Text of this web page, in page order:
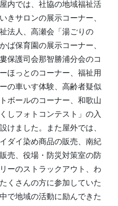
内では、社協の地域福祉活
きサロンの展示コーナー、
法人、高瀬会「湯ごりの
ば保育園の展示コーナー、
保護司会那智勝浦分会のコ
ほっとのコーナー、福祉用
の車いす体験、高齢者疑似
ボールのコーナー、和歌山
しフォトコンテスト」の入
けました。また屋外では、
ダイ染め商品の販売、南紀
売、役場・防災対策室の防
ーのストラックアウト、わ
くさんの方に参加していた
で地域の活動に励んできた